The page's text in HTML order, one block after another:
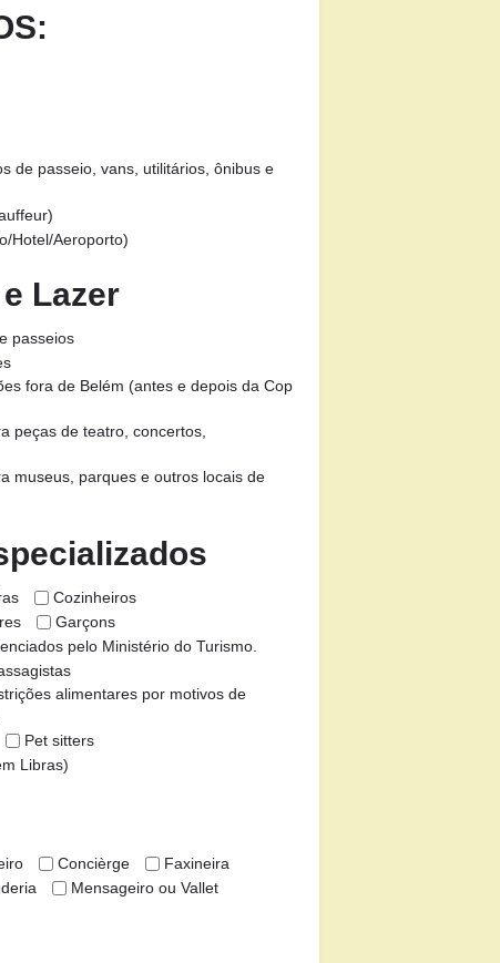
de passeio, vans, utilitários, ônibus e
Hotel/Aeroporto)
Lazer
passeios
fora de Belém (antes e depois da Cop
peças de teatro, concertos,
museus, parques e outros locais de
Cozinheiros
Garçons
pelo Ministério do Turismo.
alimentares por motivos de
Pet sitters
Libras)
Concièrge
Faxineira
Mensageiro ou Vallet